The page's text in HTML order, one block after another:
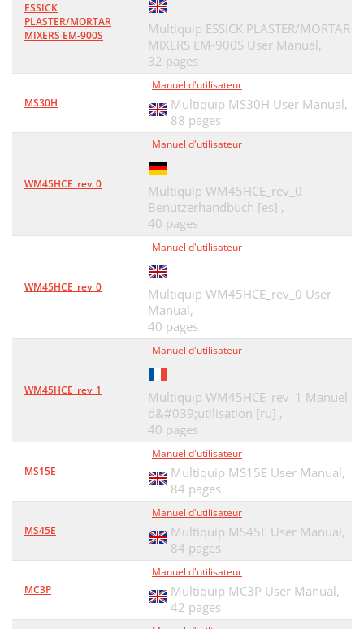
ESSICK
PLASTER/MORTAR
MIXERS EM-900S
Multiquip ESSICK PLASTER/MORTAR
MIXERS EM-900S User Manual,
32 pages
MS30H
Manuel d'utilisateur
Multiquip MS30H User Manual,
88 pages
WM45HCE_rev_0
Manuel d'utilisateur
Multiquip WM45HCE_rev_0
Benutzerhandbuch [es] ,
40 pages
WM45HCE_rev_0
Manuel d'utilisateur
Multiquip WM45HCE_rev_0 User
Manual,
40 pages
WM45HCE_rev_1
Manuel d'utilisateur
Multiquip WM45HCE_rev_1 Manuel
d&#039;utilisation [ru] ,
40 pages
MS15E
Manuel d'utilisateur
Multiquip MS15E User Manual,
84 pages
MS45E
Manuel d'utilisateur
Multiquip MS45E User Manual,
84 pages
MC3P
Manuel d'utilisateur
Multiquip MC3P User Manual,
42 pages